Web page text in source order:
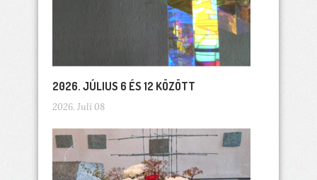
2026. JÚLIUS 6 ÉS 12 KÖZÖTT
2026. Juli 08